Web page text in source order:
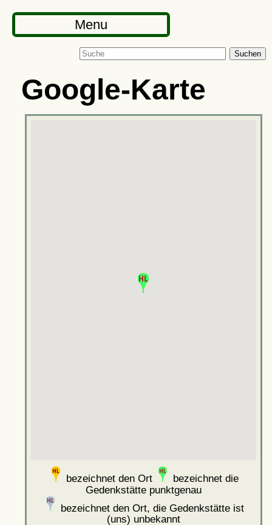
Menu
Suchen
Google-Karte
bezeichnet den Ort
bezeichnet die
Gedenkstätte punktgenau
bezeichnet den Ort, die Gedenkstätte ist
(uns) unbekannt